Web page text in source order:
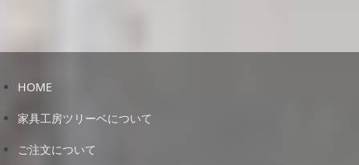
HOME
家具工房ツリーベについて
ご注文について